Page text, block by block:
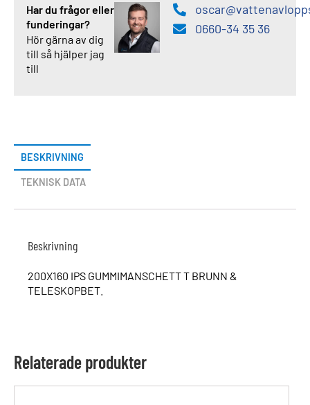
Har du frågor eller
funderingar?
Hör gärna av dig
till så hjälper jag
till
0660-34 35 36
BESKRIVNING
TEKNISK DATA
Beskrivning
200X160 IPS GUMMIMANSCHETT T BRUNN &
TELESKOPBET.
Relaterade produkter